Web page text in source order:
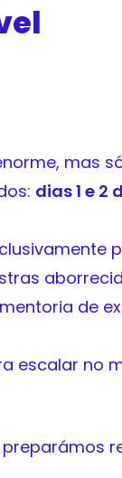
mas
dias 1 e 2
de
escalar no